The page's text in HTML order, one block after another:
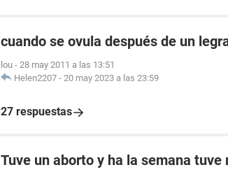
cuando se ovula después de un
lou - 28 may 2011 a las 13:51
Helen2207 - 20 may 2023 a las 23:59
27 respuestas
Tuve un aborto y ha la semana tuve